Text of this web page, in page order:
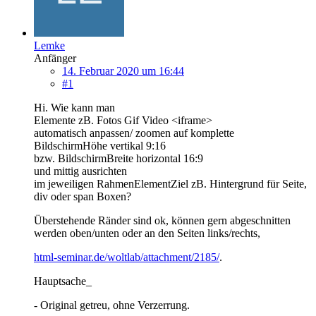
Lemke
Anfänger
14. Februar 2020 um 16:44
#1
Hi. Wie kann man
Elemente zB. Fotos Gif Video <iframe>
automatisch anpassen/ zoomen auf komplette
BildschirmHöhe vertikal 9:16
bzw. BildschirmBreite horizontal 16:9
und mittig ausrichten
im jeweiligen RahmenElementZiel zB. Hintergrund für Seite,
div oder span Boxen?
Überstehende Ränder sind ok, können gern abgeschnitten
werden oben/unten oder an den Seiten links/rechts,
html-seminar.de/woltlab/attachment/2185/.
Hauptsache_
- Original getreu, ohne Verzerrung.